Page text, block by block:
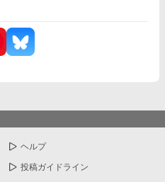
ヘルプ
投稿ガイドライン